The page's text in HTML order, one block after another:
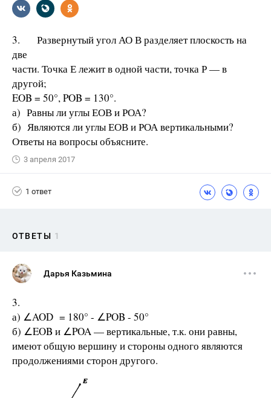
3. Развернутый угол АО В разделяет плоскость на
две
части. Точка Е лежит в одной части, точка Р — в
другой;
EOB = 50°, POB = 130°.
а) Равны ли углы ЕОВ и РОА?
б) Являются ли углы ЕОВ и РОА вертикальными?
Ответы на вопросы объясните.
3 апреля 2017
1 ответ
ОТВЕТЫ 1
Дарья Казьмина
3.
а) ∠AOD = 180° - ∠POB - 50°
б) ∠EOB и ∠POA — вертикальные, т.к. они равны,
имеют общую вершину и стороны одного являются
продолжениями сторон другого.